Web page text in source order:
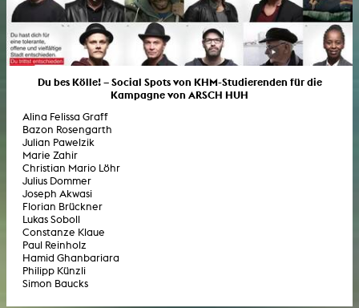
Du bes Kölle! – Social Spots von KHM-Studierenden für die
Kampagne von ARSCH HUH
Alina Felissa Graff
Bazon Rosengarth
Julian Pawelzik
Marie Zahir
Christian Mario Löhr
Julius Dommer
Joseph Akwasi
Florian Brückner
Lukas Soboll
Constanze Klaue
Paul Reinholz
Hamid Ghanbariara
Philipp Künzli
Simon Baucks